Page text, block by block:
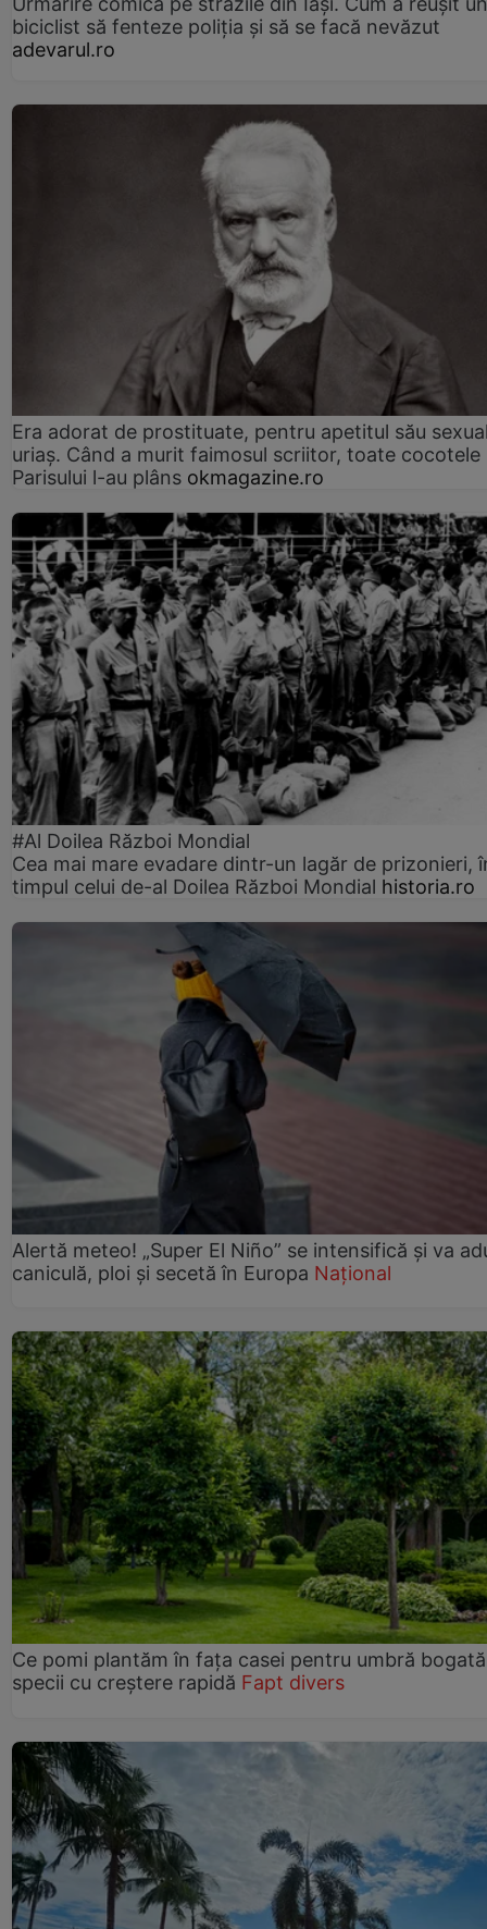
biciclist să fenteze poliția și să se facă nevăzut
adevarul.ro
Era adorat de prostituate, pentru apetitul său
uriaș. Când a murit faimosul scriitor, toate cocotele
Parisului l-au plâns okmagazine.ro
#Al Doilea Război Mondial
Cea mai mare evadare dintr-un lagăr de prizonieri,
timpul celui de-al Doilea Război Mondial historia.ro
Alertă meteo! „Super El Niño” se intensifică și va
caniculă, ploi și secetă în Europa Național
Ce pomi plantăm în fața casei pentru umbră
specii cu creștere rapidă Fapt divers